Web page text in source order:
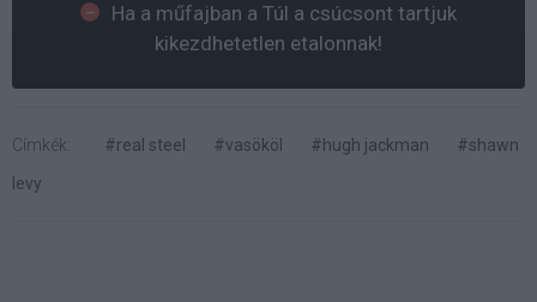
Ha a műfajban a Túl a csúcsont tartjuk
kikezdhetetlen etalonnak!
Címkék: #real steel #vasököl #hugh jackman
#shawn
levy